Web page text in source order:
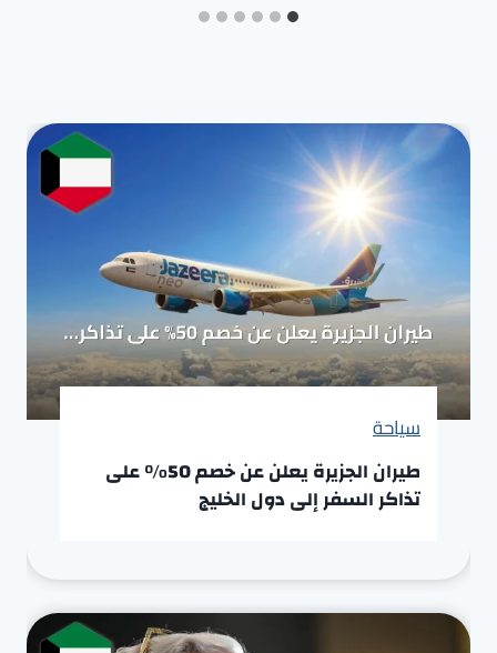
سياحة
طيران الجزيرة يعلن عن خصم 50% على
تذاكر السفر إلى دول الخليج